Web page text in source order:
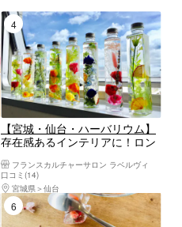
4位
【宮城・仙台・ハーバリウム】
存在感あるインテリアに！ロン
フランスカルチャーサロン ラベルヴィ
口コミ(14)
宮城県
仙台
6位